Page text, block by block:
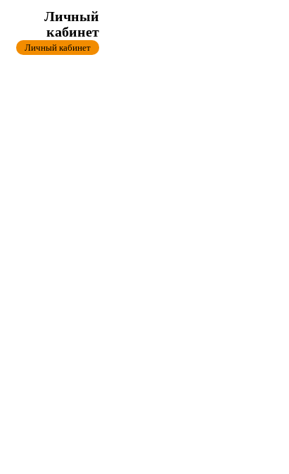
Личный
кабинет
Личный кабинет